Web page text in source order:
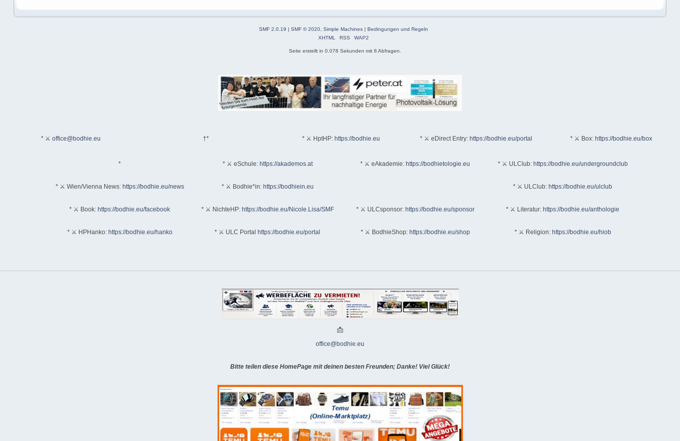
SMF 2.0.19 |SMF © 2020,Simple Machines |Bedingungen und Regeln
XHTML
RSS WAP2
Seite erstellt in 0.078 Sekunden mit 8 Abfragen.
* ⚔ office@bodhie.eu †* * ⚔ HptHP: https://bodhie.eu * ⚔ eDirect Entry: https://bodhie.eu/portal * ⚔ Box: https://bodhie.eu/box
* * ⚔ eSchule: https://akademos.at * ⚔ eAkademie: https://bodhietologie.eu * ⚔ ULClub: https://bodhie.eu/undergroundclub
* ⚔ Wien/Vienna News: https://bodhie.eu/news * ⚔ Bodhie*in: https://bodhiein.eu * ⚔ ULClub: https://bodhie.eu/ulclub
* ⚔ Book: https://bodhie.eu/facebook * ⚔ NichteHP: https://bodhie.eu/Nicole.Lisa/SMF * ⚔ ULCsponsor: https://bodhie.eu/sponsor * ⚔ Literatur: https://bodhie.eu/anthologie
* ⚔ HPHanko: https://bodhie.eu/hanko * ⚔ ULC Portal https://bodhie.eu/portal * ⚔ BodhieShop: https://bodhie.eu/shop * ⚔ Religion: https://bodhie.eu/hiob
📩
office@bodhie.eu
Bitte teilen diese HomePage mit deinen besten Freunden; Danke! Viel Glück!